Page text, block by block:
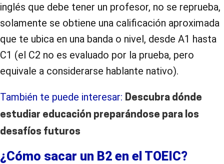
inglés que debe tener un profesor, no se reprueba,
solamente se obtiene una calificación aproximada
que te ubica en una banda o nivel, desde A1 hasta
C1 (el C2 no es evaluado por la prueba, pero
equivale a considerarse hablante nativo).
También te puede interesar: Descubra dónde
estudiar educación preparándose para los
desafíos futuros
¿Cómo sacar un B2 en el TOEIC?